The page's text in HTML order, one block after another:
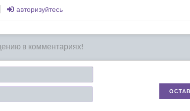
авторизуйтесь
Имя*
Email